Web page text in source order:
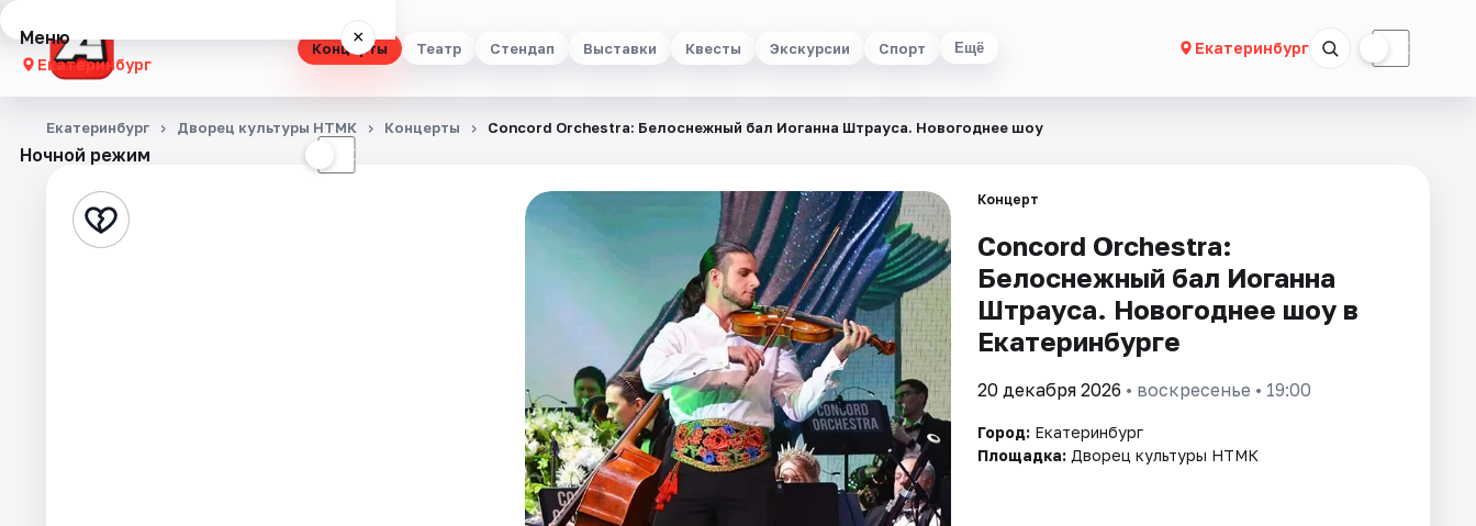
Концерты Театр Стендап Выставки Квесты Экскурсии Спорт Ещё Екатеринбург ☾
Меню ×
Екатеринбург
Концерты
Стендап
Ночной режим ☾
Екатеринбург Дворец культуры НТМК Концерты Concord Orchestra: Белоснежный бал Иоганна Штрауса. Новогоднее шоу
Концерт
Concord Orchestra:
Белоснежный бал Иоганна
Штрауса. Новогоднее шоу в
Екатеринбурге
20 декабря 2026 • воскресенье • 19:00
Город: Екатеринбург
Площадка: Дворец культуры НТМК